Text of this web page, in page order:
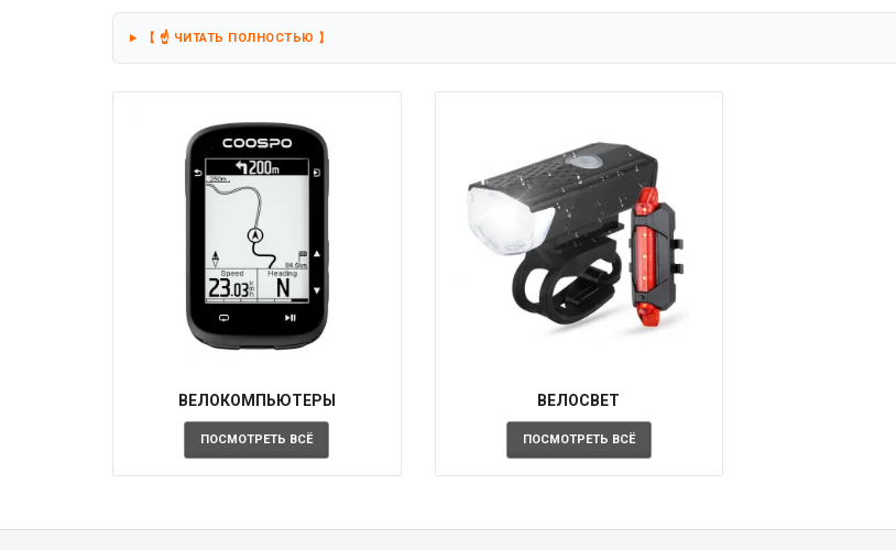
【 ☝️ ЧИТАТЬ ПОЛНОСТЬЮ 】
ВЕЛОКОМПЬЮТЕРЫ
ПОСМОТРЕТЬ ВСЁ
ВЕЛОСВЕТ
ПОСМОТРЕТЬ ВСЁ